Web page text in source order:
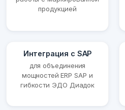
продукцией
Интеграция с SAP
для объединения
мощностей ERP SAP и
гибкости ЭДО Диадок